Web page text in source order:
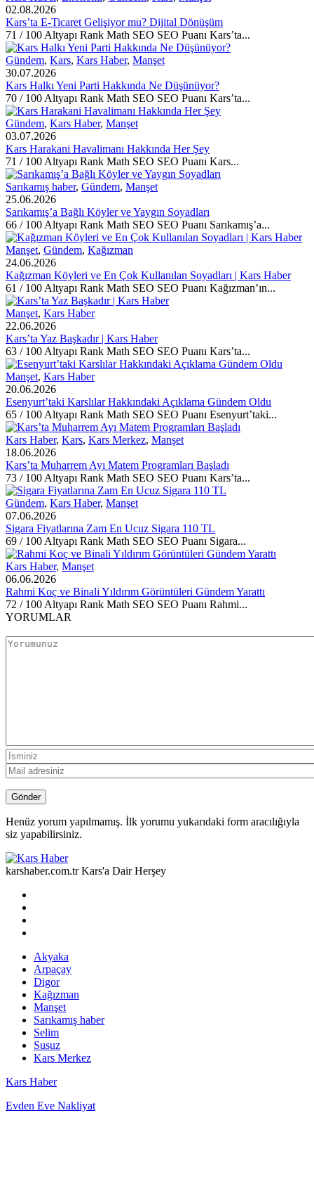
02.08.2026
Kars’ta E-Ticaret Gelişiyor mu? Dijital Dönüşüm
71 / 100 Altyapı Rank Math SEO SEO Puanı Kars’ta...
Gündem, Kars, Kars Haber, Manşet
30.07.2026
Kars Halkı Yeni Parti Hakkında Ne Düşünüyor?
70 / 100 Altyapı Rank Math SEO SEO Puanı Kars’ta...
Gündem, Kars Haber, Manşet
03.07.2026
Kars Harakani Havalimanı Hakkında Her Şey
71 / 100 Altyapı Rank Math SEO SEO Puanı Kars...
Sarıkamış haber, Gündem, Manşet
25.06.2026
Sarıkamış’a Bağlı Köyler ve Yaygın Soyadları
66 / 100 Altyapı Rank Math SEO SEO Puanı Sarıkamış’a...
Manşet, Gündem, Kağızman
24.06.2026
Kağızman Köyleri ve En Çok Kullanılan Soyadları | Kars Haber
61 / 100 Altyapı Rank Math SEO SEO Puanı Kağızman’ın...
Manşet, Kars Haber
22.06.2026
Kars’ta Yaz Başkadır | Kars Haber
63 / 100 Altyapı Rank Math SEO SEO Puanı Kars’ta...
Manşet, Kars Haber
20.06.2026
Esenyurt’taki Karslılar Hakkındaki Açıklama Gündem Oldu
65 / 100 Altyapı Rank Math SEO SEO Puanı Esenyurt’taki...
Kars Haber, Kars, Kars Merkez, Manşet
18.06.2026
Kars’ta Muharrem Ayı Matem Programları Başladı
73 / 100 Altyapı Rank Math SEO SEO Puanı Kars’ta...
Gündem, Kars Haber, Manşet
07.06.2026
Sigara Fiyatlarına Zam En Ucuz Sigara 110 TL
69 / 100 Altyapı Rank Math SEO SEO Puanı Sigara...
Kars Haber, Manşet
06.06.2026
Rahmi Koç ve Binali Yıldırım Görüntüleri Gündem Yarattı
72 / 100 Altyapı Rank Math SEO SEO Puanı Rahmi...
YORUMLAR
Henüz yorum yapılmamış. İlk yorumu yukarıdaki form aracılığıyla
siz yapabilirsiniz.
karshaber.com.tr Kars'a Dair Herşey
Akyaka
Arpaçay
Digor
Kağızman
Manşet
Sarıkamış haber
Selim
Susuz
Kars Merkez
Kars Haber
Evden Eve Nakliyat